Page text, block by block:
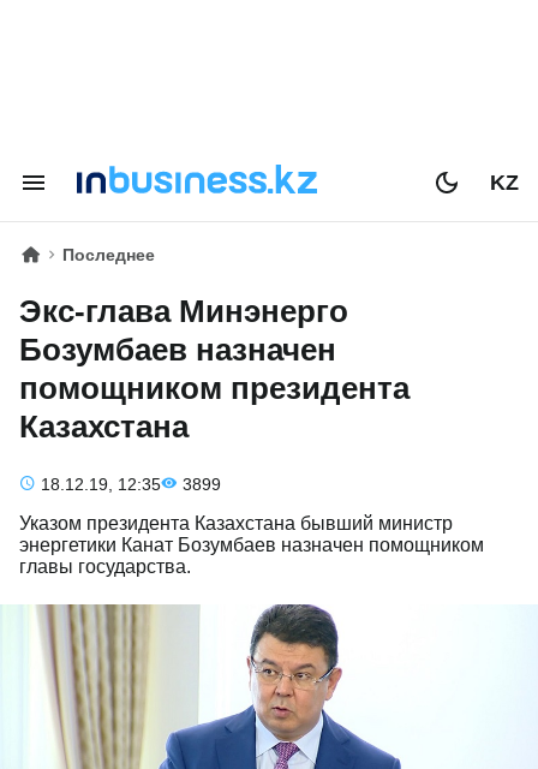
KZ
Последнее
Экс-глава Минэнерго
Бозумбаев назначен
помощником президента
Казахстана
18.12.19, 12:35 3899
Указом президента Казахстана бывший министр
энергетики Канат Бозумбаев назначен помощником
главы государства.